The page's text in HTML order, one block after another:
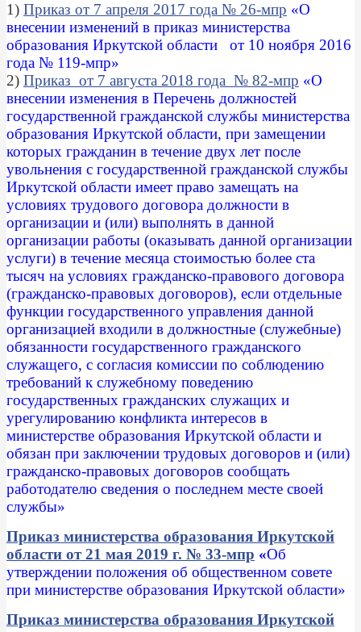
1) Приказ от 7 апреля 2017 года № 26-мпр «О
внесении изменений в приказ министерства
образования Иркутской области от 10 ноября 2016
года № 119-мпр»
2) Приказ от 7 августа 2018 года № 82-мпр «О
внесении изменения в Перечень должностей
государственной гражданской службы министерства
образования Иркутской области, при замещении
которых гражданин в течение двух лет после
увольнения с государственной гражданской службы
Иркутской области имеет право замещать на
условиях трудового договора должности в
организации и (или) выполнять в данной
организации работы (оказывать данной организации
услуги) в течение месяца стоимостью более ста
тысяч на условиях гражданско-правового договора
(гражданско-правовых договоров), если отдельные
функции государственного управления данной
организацией входили в должностные (служебные)
обязанности государственного гражданского
служащего, с согласия комиссии по соблюдению
требований к служебному поведению
государственных гражданских служащих и
урегулированию конфликта интересов в
министерстве образования Иркутской области и
обязан при заключении трудовых договоров и (или)
гражданско-правовых договоров сообщать
работодателю сведения о последнем месте своей
службы»
Приказ министерства образования Иркутской
области от 21 мая 2019 г. № 33-мпр «Об
утверждении положения об общественном совете
при министерстве образования Иркутской области»
Приказ министерства образования Иркутской